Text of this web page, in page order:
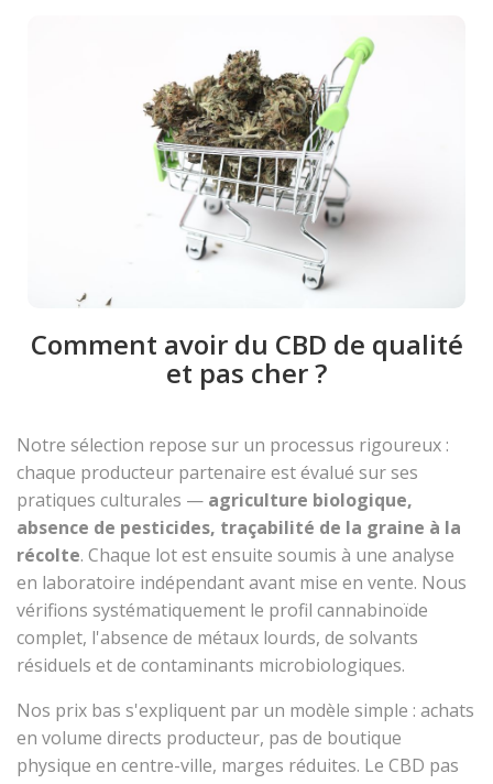
Comment avoir du CBD de qualité
et pas cher ?
Notre sélection repose sur un processus rigoureux :
chaque producteur partenaire est évalué sur ses
pratiques culturales — agriculture biologique,
absence de pesticides, traçabilité de la graine à la
récolte. Chaque lot est ensuite soumis à une analyse
en laboratoire indépendant avant mise en vente. Nous
vérifions systématiquement le profil cannabinoïde
complet, l'absence de métaux lourds, de solvants
résiduels et de contaminants microbiologiques.
Nos prix bas s'expliquent par un modèle simple : achats
en volume directs producteur, pas de boutique
physique en centre-ville, marges réduites. Le CBD pas